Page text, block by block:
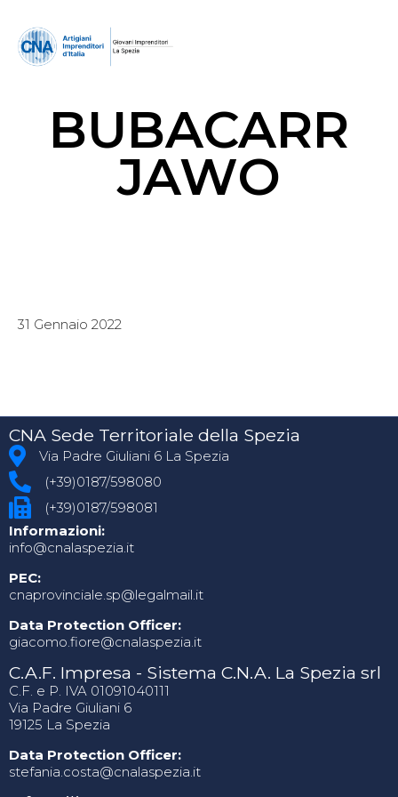
BUBACARR
JAWO
31 Gennaio 2022
CNA Sede Territoriale della Spezia
Via Padre Giuliani 6 La Spezia
(+39)0187/598080
(+39)0187/598081
Informazioni:
info@cnalaspezia.it
PEC:
cnaprovinciale.sp@legalmail.it
Data Protection Officer:
giacomo.fiore@cnalaspezia.it
C.A.F. Impresa - Sistema C.N.A. La Spezia srl
C.F. e P. IVA 01091040111
Via Padre Giuliani 6
19125 La Spezia
Data Protection Officer:
stefania.costa@cnalaspezia.it